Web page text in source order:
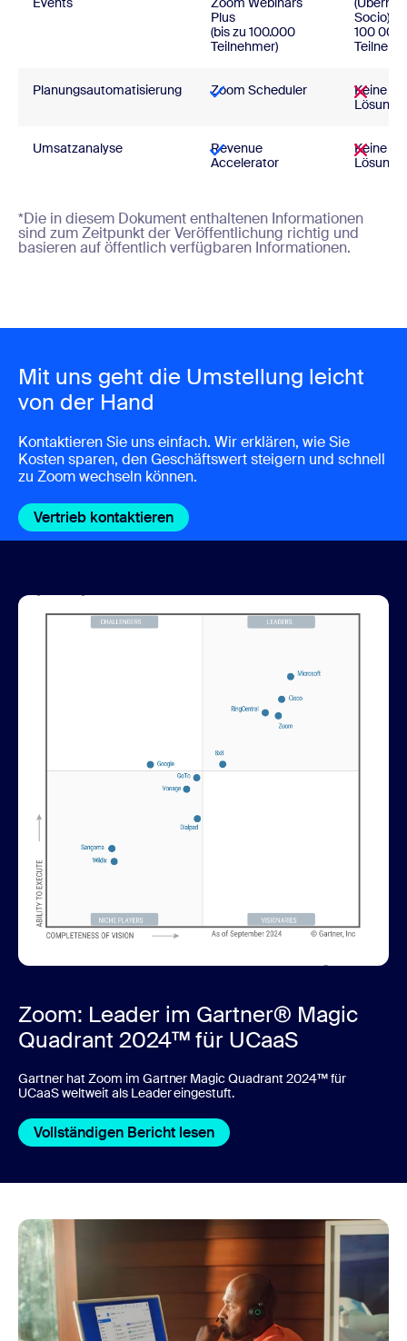
Plus
(bis zu 100.000
Teilnehmer)
Socio)
100 000
Planungsautomatisierung Zoom Scheduler
Keine
Lösung
Umsatzanalyse
Revenue
Accelerator
Keine
Lösung
*Die in diesem Dokument enthaltenen Informationen
sind zum Zeitpunkt der Veröffentlichung richtig und
basieren auf öffentlich verfügbaren Informationen.
Mit uns geht die Umstellung leicht
von der Hand
Kontaktieren Sie uns einfach. Wir erklären, wie Sie
Kosten sparen, den Geschäftswert steigern und schnell
zu Zoom wechseln können.
Vertrieb kontaktieren Vertrieb kontaktieren
Zoom: Leader im Gartner® Magic
Quadrant 2024™ für UCaaS
Gartner hat Zoom im Gartner Magic Quadrant 2024™ für
UCaaS weltweit als Leader eingestuft.
Vollständigen Bericht lesen Vollständigen Bericht lesen